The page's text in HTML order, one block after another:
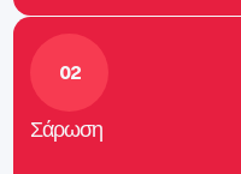
02
Σάρωση